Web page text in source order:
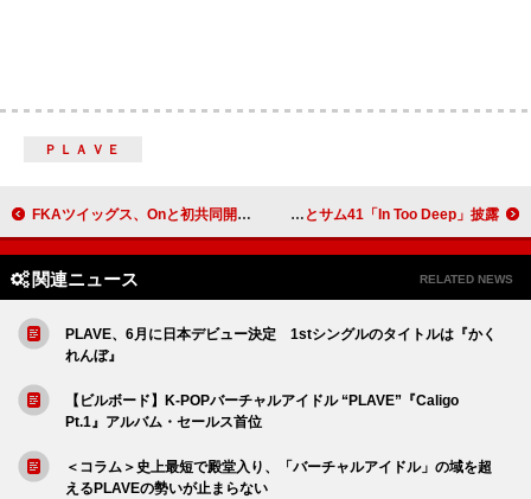
ＰＬＡＶＥ
FKAツイッグス、Onと初共同開発した2025春夏カプセル・コレクション発表 アヴリル・ラヴィーン、元夫デリック・ウィブリーとサム41「In Too Deep」披露
関連ニュース RELATED NEWS
PLAVE、6月に日本デビュー決定 1stシングルのタイトルは『かく
れんぼ』
【ビルボード】K-POPバーチャルアイドル “PLAVE”『Caligo
Pt.1』アルバム・セールス首位
＜コラム＞史上最短で殿堂入り、「バーチャルアイドル」の域を超
えるPLAVEの勢いが止まらない